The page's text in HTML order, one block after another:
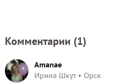
Комментарии (1)
Amanae
Ирина Шкут
Орск